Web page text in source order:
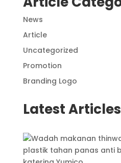
News
Article
Uncategorized
Promotion
Branding Logo
Latest Articles